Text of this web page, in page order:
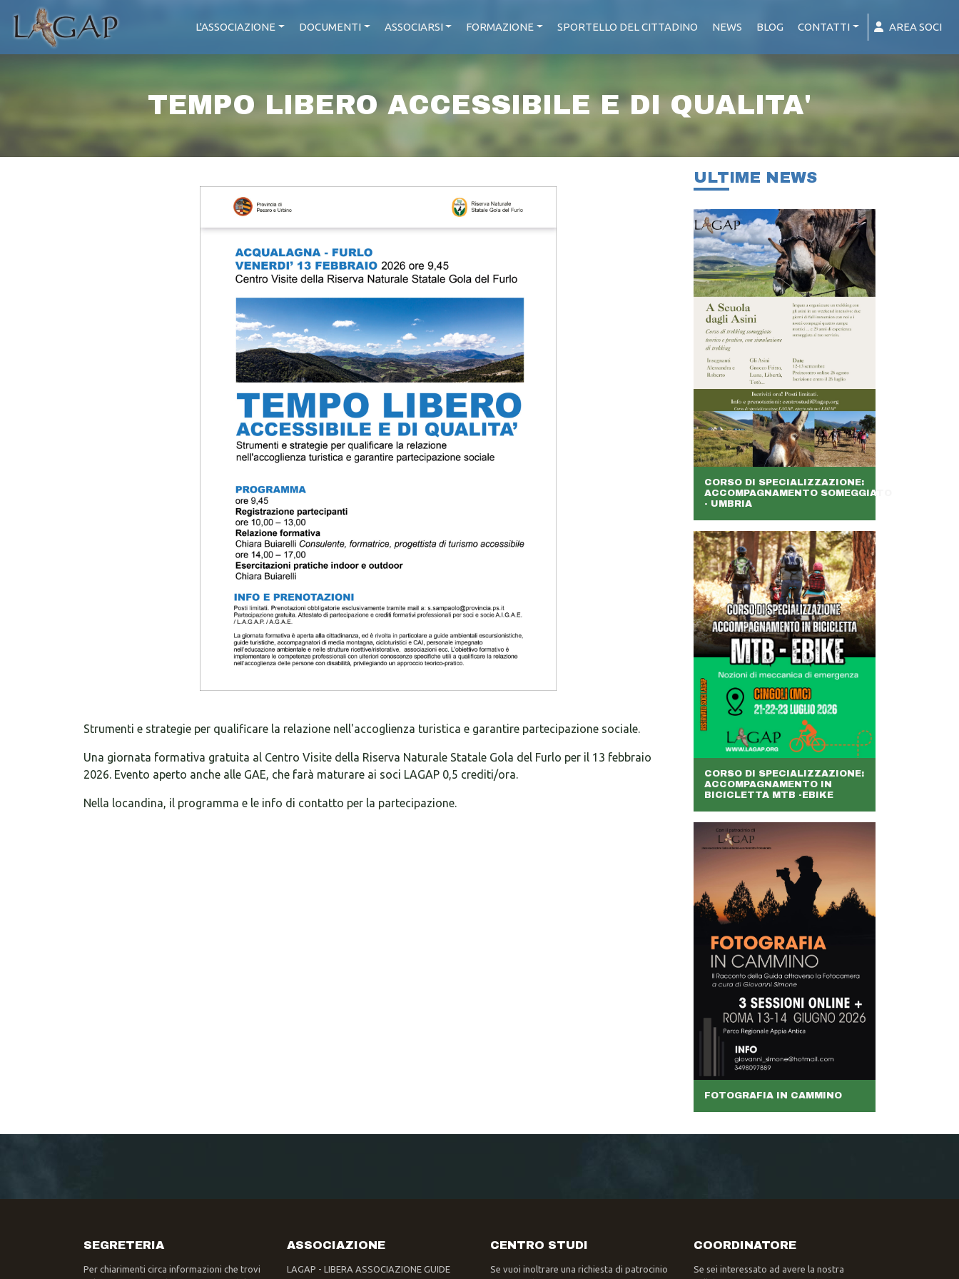
L'ASSOCIAZIONE DOCUMENTI ASSOCIARSI FORMAZIONE SPORTELLO DEL CITTADINO NEWS BLOG CONTATTI AREA SOCI
TEMPO LIBERO ACCESSIBILE E DI QUALITA'
Strumenti e strategie per qualificare la relazione nell'accoglienza turistica e garantire partecipazione sociale.
Una giornata formativa gratuita al Centro Visite della Riserva Naturale Statale Gola del Furlo per il 13 febbraio
2026. Evento aperto anche alle GAE, che farà maturare ai soci LAGAP 0,5 crediti/ora.
Nella locandina, il programma e le info di contatto per la partecipazione.
ULTIME NEWS
CORSO DI SPECIALIZZAZIONE:
ACCOMPAGNAMENTO SOMEGGIATO
- UMBRIA
CORSO DI SPECIALIZZAZIONE:
ACCOMPAGNAMENTO IN
BICICLETTA MTB -EBIKE
FOTOGRAFIA IN CAMMINO
SEGRETERIA
Per chiarimenti circa informazioni che trovi
ASSOCIAZIONE
LAGAP - LIBERA ASSOCIAZIONE GUIDE
CENTRO STUDI
Se vuoi inoltrare una richiesta di patrocinio
COORDINATORE
Se sei interessato ad avere la nostra